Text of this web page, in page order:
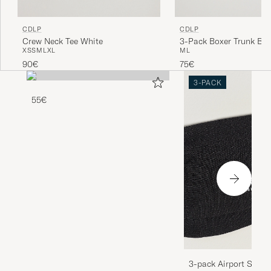
CDLP
Crew Neck Tee White
XSSM LXL
90€
CDLP
3-Pack Boxer Trunk
M L
75€
55€
3-PACK
3-pack Airport